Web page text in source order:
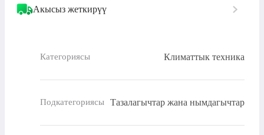
Акысыз жеткирүү
Категориясы Климаттык техника
Подкатегориясы Тазалагычтар жана нымдагычтар